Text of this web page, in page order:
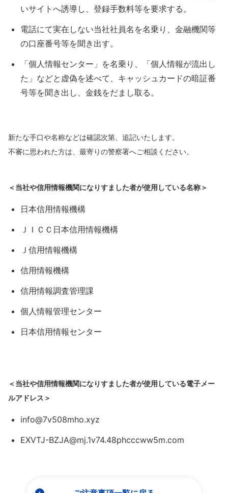
いサイトへ誘導し、登録手数料等を要求する。
電話にて実在しない当社社員名を名乗り、金融機関等
の口座番号等を聞き出す。
「個人情報センター」を名乗り、「個人情報が流出し
た」などと虚偽を述べて、キャッシュカードの暗証番
号等を聞き出し、金銭をだまし取る。
新たな手口や名称などは確認次第、追記いたします。
不審に思われた方は、最寄りの警察署へご相談ください。
＜当社や信用情報機関になりすました者が使用している名称＞
日本信用情報機構
ＪＩＣＣ日本信用情報機構
Ｊ信用情報機構
信用情報機構
信用情報調査管理課
個人情報管理センター
日本信用情報センター
＜当社や信用情報機関になりすました者が使用している電子メー
ルアドレス＞
info@7v508mho.xyz
EXVTJ-BZJA@mj.1v74.48phcccww5m.com